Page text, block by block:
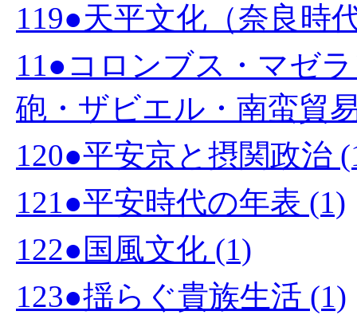
119●天平文化（奈良時
11●コロンブス・マゼ
砲・ザビエル・南蛮貿
120●平安京と摂関政治
121●平安時代の年表 (1)
122●国風文化 (1)
123●揺らぐ貴族生活 (1)